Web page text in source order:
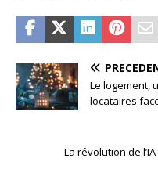
Le logement,
locataires
La révolution de